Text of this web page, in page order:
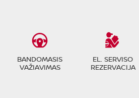
BANDOMASIS
VAŽIAVIMAS
EL. SERVISO
REZERVACIJA